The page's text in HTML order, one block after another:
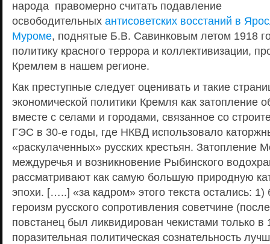
народа правомерно считать подавление
освободительных антисоветских восстаний в
Муроме, поднятые Б.В. Савинковым летом 1918
политику красного террора и коллективизации,
Кремлем в нашем регионе.
Как преступные следует оценивать и такие
экономической политики Кремля как затопление
вместе с селами и городами, связанное со
ГЭС в 30-е годы, где НКВД использовало
«раскулаченных» русских крестьян. Затопление
междуречья и возникновение Рыбинского
рассматривают как самую большую природную
эпохи. […..] «за кадром» этого текста остались:
героизм русского сопротивления советчине
повстанец был ликвидирован чекистами только в
поразительная политическая сознательность